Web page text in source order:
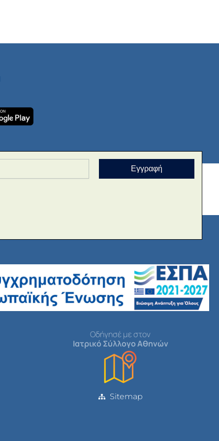
Εγγραφή
Οδήγησέ με στον
Ιατρικό Σύλλογο Αθηνών
Sitemap